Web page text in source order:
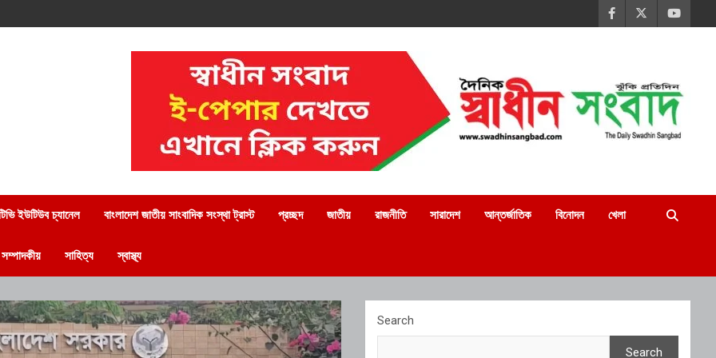
ইউটিউব চ্যানেল বাংলাদেশ জাতীয় সাংবাদিক সংস্থা ট্রাস্ট প্রচ্ছদ জাতীয় রাজনীতি সারাদেশ আন্তর্জাতিক বিনোদন খেলা
সম্পাদকীয় সাহিত্য স্বাস্থ্য
Search
Search